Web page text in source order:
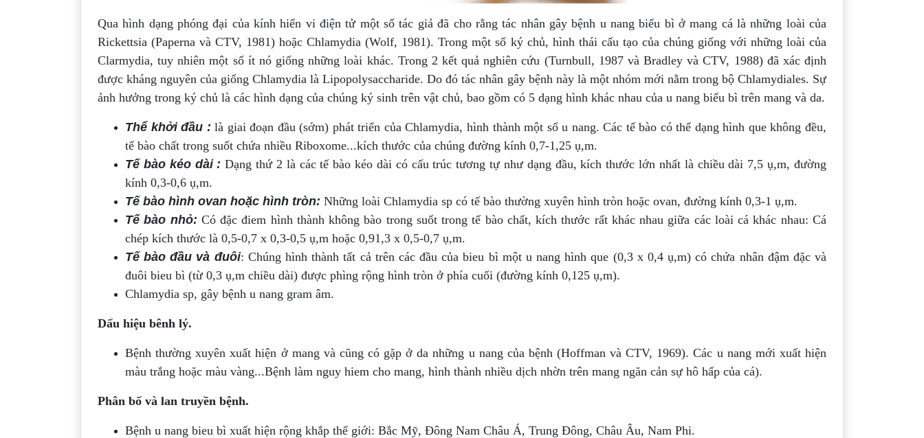
Qua hình dạng phóng đại của kính hiển vi điện tử một số tác giả đã cho rằng tác nhân gây bệnh u nang biểu bì ở mang cá là những loài của
Rickettsia (Paperna và CTV, 1981) hoặc Chlamydia (Wolf, 1981). Trong một số ký chủ, hình thái cấu tạo của chúng giống với những loài của
Clarmydia, tuy nhiên một số ít nó giống những loài khác. Trong 2 kết quả nghiên cứu (Turnbull, 1987 và Bradley và CTV, 1988) đã xác định
được kháng nguyên của giống Chlamydia là Lipopolysaccharide. Do đó tác nhân gây bệnh này là một nhóm mới nằm trong bộ Chlamydiales. Sự
ảnh hưởng trong ký chủ là các hình dạng của chúng ký sinh trên vật chủ, bao gồm có 5 dạng hình khác nhau của u nang biểu bì trên mang và da.
Thể khởi đầu : là giai đoạn đầu (sớm) phát triển của Chlamydia, hình thành một số u nang. Các tế bào có thể dạng hình que không đều,
tế bào chất trong suốt chứa nhiều Riboxome...kích thước của chúng đường kính 0,7-1,25 ụ,m.
Tế bào kéo dài : Dạng thứ 2 là các tế bào kéo dài có cấu trúc tương tự như dạng đầu, kích thước lớn nhất là chiều dài 7,5 ụ,m, đường
kính 0,3-0,6 ụ,m.
Tế bào hình ovan hoặc hình tròn: Những loài Chlamydia sp có tế bào thường xuyên hình tròn hoặc ovan, đường kính 0,3-1 ụ,m.
Tế bào nhỏ: Có đặc điem hình thành không bào trong suốt trong tế bào chất, kích thước rất khác nhau giữa các loài cá khác nhau: Cá
chép kích thước là 0,5-0,7 x 0,3-0,5 ụ,m hoặc 0,9­1,3 x 0,5-0,7 ụ,m.
Tế bào đầu và đuôi: Chúng hình thành tất cả trên các đầu của bieu bì một u nang hình que (0,3 x 0,4 ụ,m) có chứa nhân đậm đặc và
đuôi bieu bì (từ 0,3 ụ,m chiều dài) được phìng rộng hình tròn ở phía cuối (đường kính 0,125 ụ,m).
Chlamydia sp, gây bệnh u nang gram âm.
Dấu hiệu bênh lý.
Bệnh thường xuyên xuất hiện ở mang và cũng có gặp ở da những u nang của bệnh (Hoffman và CTV, 1969). Các u nang mới xuất hiện
màu trắng hoặc màu vàng...Bệnh làm nguy hiem cho mang, hình thành nhiều dịch nhờn trên mang ngăn cản sự hô hấp của cá).
Phân bố và lan truyền bệnh.
Bệnh u nang bieu bì xuất hiện rộng khắp thế giới: Bắc Mỹ, Đông Nam Châu Á, Trung Đông, Châu Âu, Nam Phi.